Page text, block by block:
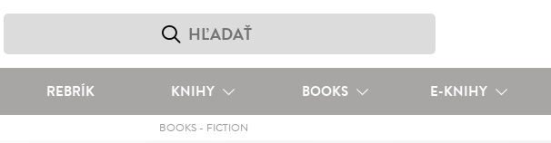
REBRÍK KNIHY BOOKS E-KNIHY
BOOKS- FICTION